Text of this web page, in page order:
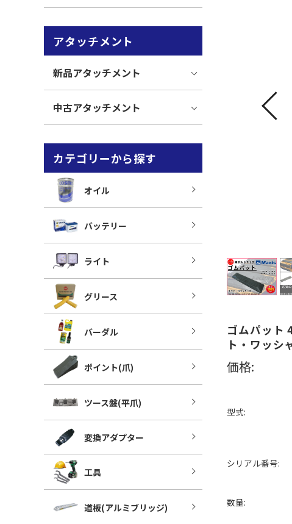
ゴムパット
ト・ワッシ
価格:
型式:
シリアル番号:
数量:
アタッチメント
新品アタッチメント
中古アタッチメント
カテゴリーから探す
オイル
バッテリー
ライト
グリース
バーダル
ポイント(爪)
ツース盤(平爪)
変換アダプター
工具
道板(アルミブリッジ)